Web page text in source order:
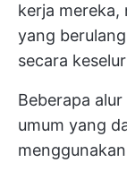
kerja
yang
secara
Beberapa
umum yang